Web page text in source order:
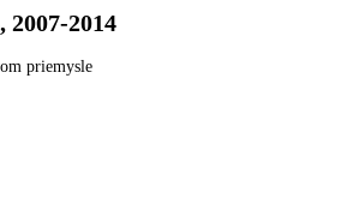
2014
priemysle